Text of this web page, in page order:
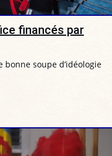
financés par
soupe d’idéologie